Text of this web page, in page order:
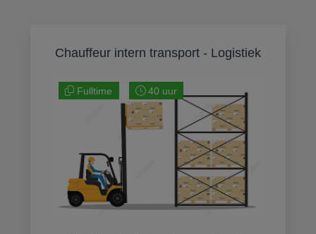
Chauffeur intern transport - Logistiek
Fulltime 40 uur